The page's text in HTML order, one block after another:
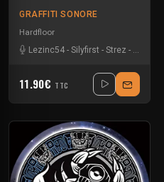
GRAFFITI SONORE
Hardfloor
Lezinc54 - Silyfirst - Strez - Wems
11.90€ TTC